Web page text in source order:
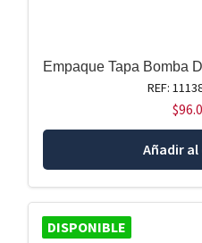
Empaque Tapa Bomba
REF:
$
Añadir
DISPONIBLE